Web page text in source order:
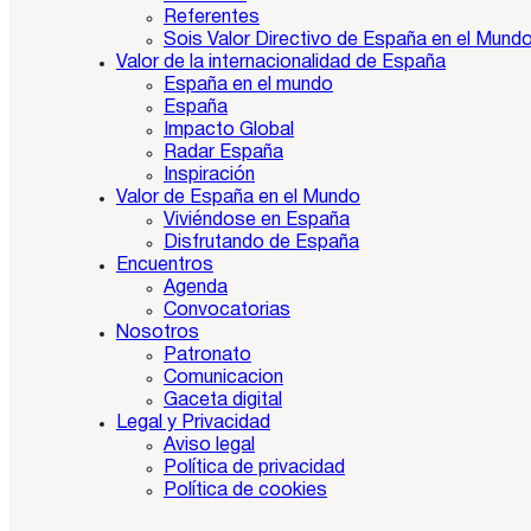
Referentes
Sois Valor Directivo de España en el
Valor de la internacionalidad de España
España en el mundo
España
Impacto Global
Radar España
Inspiración
Valor de España en el Mundo
Viviéndose en España
Disfrutando de España
Encuentros
Agenda
Convocatorias
Nosotros
Patronato
Comunicacion
Gaceta digital
Legal y Privacidad
Aviso legal
Política de privacidad
Política de cookies